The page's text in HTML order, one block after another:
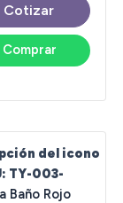
Comprar
Cotizar
TY-003-
Baño Rojo